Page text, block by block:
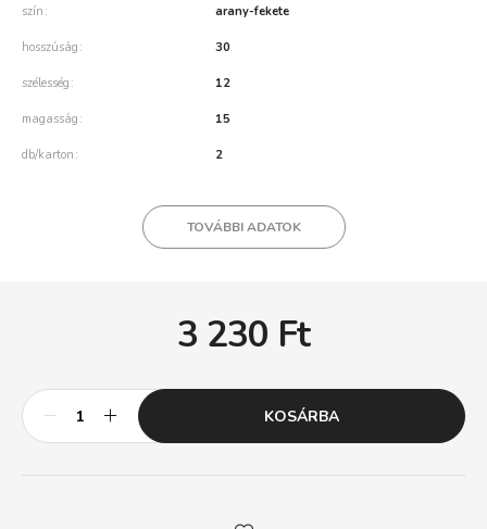
szín arany-fekete
hosszúság 30
szélesség 12
magasság 15
db/karton 2
TOVÁBBI ADATOK
3 230 Ft
KOSÁRBA